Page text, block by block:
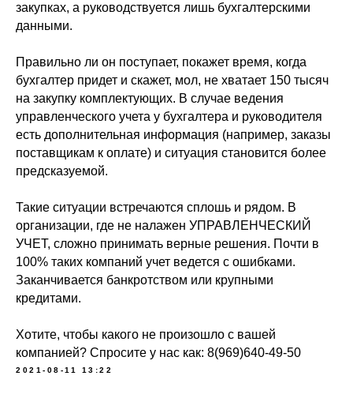
закупках, а руководствуется лишь бухгалтерскими
данными.
Правильно ли он поступает, покажет время, когда
бухгалтер придет и скажет, мол, не хватает 150 тысяч
на закупку комплектующих. В случае ведения
управленческого учета у бухгалтера и руководителя
есть дополнительная информация (например, заказы
поставщикам к оплате) и ситуация становится более
предсказуемой.
Такие ситуации встречаются сплошь и рядом. В
организации, где не налажен УПРАВЛЕНЧЕСКИЙ
УЧЕТ, сложно принимать верные решения. Почти в
100% таких компаний учет ведется с ошибками.
Заканчивается банкротством или крупными
кредитами.
Хотите, чтобы какого не произошло с вашей
компанией? Спросите у нас как: 8(969)640-49-50
2021-08-11 13:22